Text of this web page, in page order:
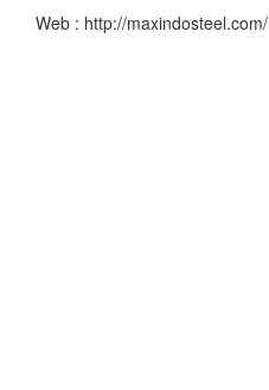
Web : http://maxindosteel.com/